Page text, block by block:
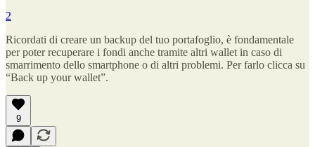
2
Ricordati di creare un backup del tuo portafoglio, è fondamentale
per poter recuperare i fondi anche tramite altri wallet in caso di
smarrimento dello smartphone o di altri problemi. Per farlo clicca su
“Back up your wallet”.
9